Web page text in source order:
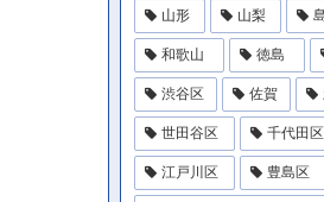
山形 山梨
和歌山 徳島
渋谷区 佐賀
世田谷区 千代田区
江戸川区 豊島区